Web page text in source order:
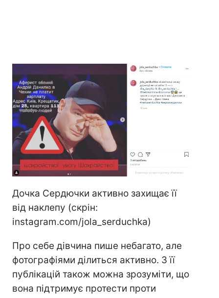
Дочка Сердючки активно захищає її
від наклепу (скрін:
instagram.com/jola_serduchka)
Про себе дівчина пише небагато, але
фотографіями ділиться активно. З її
публікацій також можна зрозуміти, що
вона підтримує протести проти